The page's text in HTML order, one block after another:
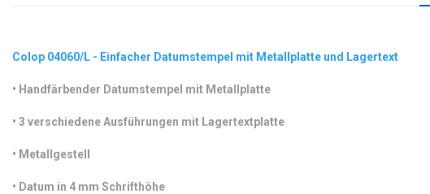
Colop 04060/L - Einfacher Datumstempel mit Metallplatte und Lagertext
• Handfärbender Datumstempel mit Metallplatte
• 3 verschiedene Ausführungen mit Lagertextplatte
• Metallgestell
• Datum in 4 mm Schrifthöhe